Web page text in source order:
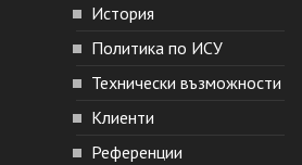
История
Политика по ИСУ
Технически възможности
Клиенти
Референции